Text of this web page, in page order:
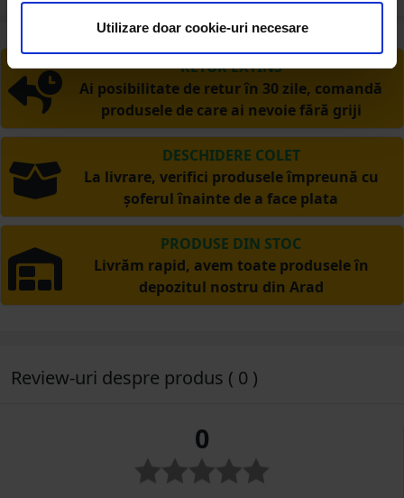
Utilizare doar cookie-uri necesare
RETUR EXTINS
Ai posibilitate de retur în 30 zile, comandă
produsele de care ai nevoie fără griji
DESCHIDERE COLET
La livrare, verifici produsele împreună cu
șoferul înainte de a face plata
PRODUSE DIN STOC
Livrăm rapid, avem toate produsele în
depozitul nostru din Arad
Review-uri despre produs ( 0 )
0